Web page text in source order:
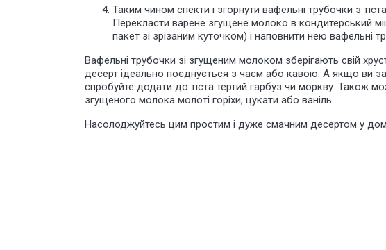
Таким чином спекти і згорнути вафельні трубочки з
Перекласти варене згущене молоко в кондитерський
пакет зі зрізаним куточком) і наповнити нею вафельні
Вафельні трубочки зі згущеним молоком зберігають свій
десерт ідеально поєднується з чаєм або кавою. А якщо ви
спробуйте додати до тіста тертий гарбуз чи моркву. Також
згущеного молока молоті горіхи, цукати або ваніль.
Насолоджуйтесь цим простим і дуже смачним десертом у